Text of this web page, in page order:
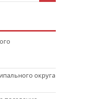
округа